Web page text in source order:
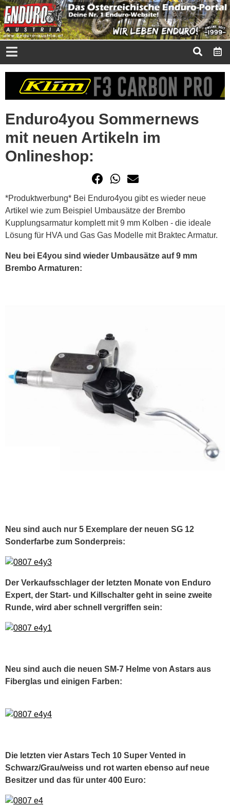
Enduro4you Sommernews
mit neuen Artikeln im
Onlineshop:
*Produktwerbung* Bei Enduro4you gibt es wieder neue
Artikel wie zum Beispiel Umbausätze der Brembo
Kupplungsarmatur komplett mit 9 mm Kolben - die ideale
Lösung für HVA und Gas Gas Modelle mit Braktec Armatur.
Neu bei E4you sind wieder Umbausätze auf 9 mm
Brembo Armaturen:
Neu sind auch nur 5 Exemplare der neuen SG 12
Sonderfarbe zum Sonderpreis:
Der Verkaufsschlager der letzten Monate von Enduro
Expert, der Start- und Killschalter geht in seine zweite
Runde, wird aber schnell vergriffen sein:
Neu sind auch die neuen SM-7 Helme von Astars aus
Fiberglas und einigen Farben:
Die letzten vier Astars Tech 10 Super Vented in
Schwarz/Grau/weiss und rot warten ebenso auf neue
Besitzer und das für unter 400 Euro: